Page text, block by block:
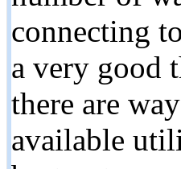
connecting
a very good
there are
available